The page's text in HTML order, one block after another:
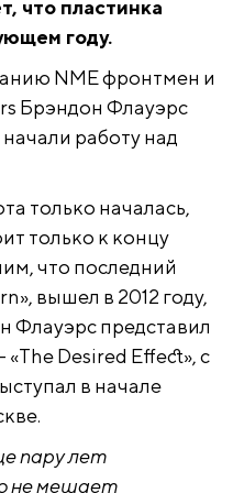
что пластинка
году.
NME фронтмен и
Брэндон Флауэрс
работу над
только началась,
только к концу
что последний
вышел в 2012 году,
Флауэрс представил
Desired Effect», с
в начале
пару лет
не мешает